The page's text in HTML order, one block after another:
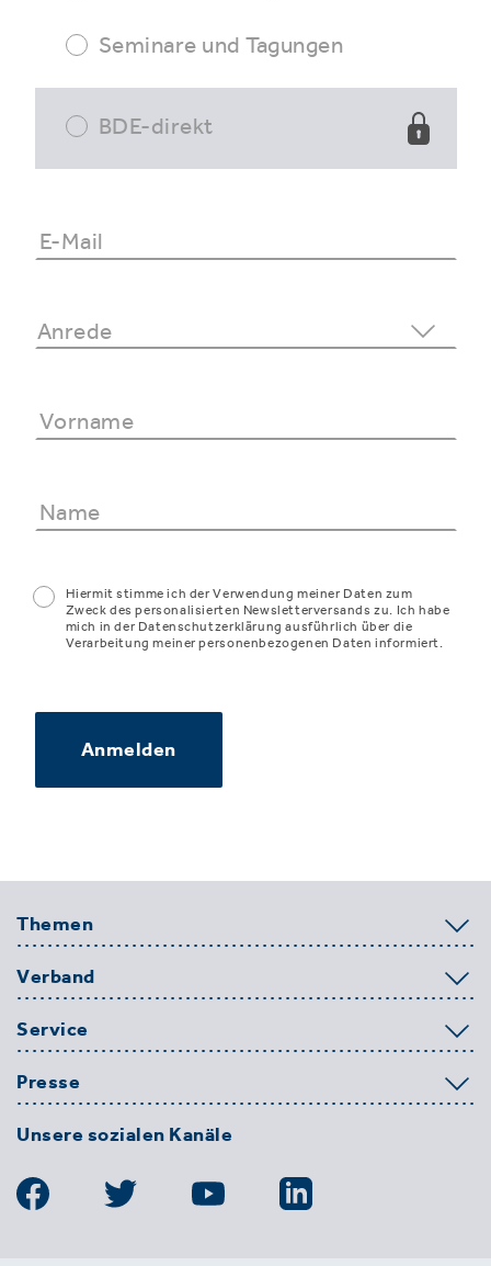
Seminare und Tagungen
BDE-direkt
Hiermit stimme ich der Verwendung meiner Daten zum
Zweck des personalisierten Newsletterversands zu. Ich habe
mich in der Datenschutzerklärung ausführlich über die
Verarbeitung meiner personenbezogenen Daten informiert.
Anmelden
Themen
Verband
Service
Presse
Unsere sozialen Kanäle